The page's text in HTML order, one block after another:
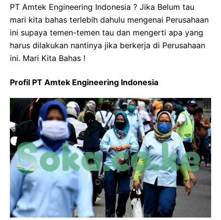
PT Amtek Engineering Indonesia ? Jika Belum tau
mari kita bahas terlebih dahulu mengenai Perusahaan
ini supaya temen-temen tau dan mengerti apa yang
harus dilakukan nantinya jika berkerja di Perusahaan
ini. Mari Kita Bahas !
Profil PT Amtek Engineering Indonesia